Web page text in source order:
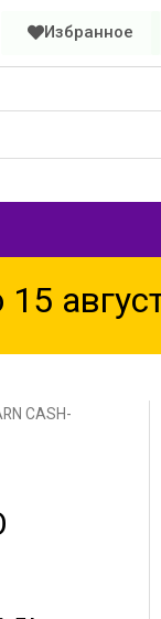
Избранное
CASH-